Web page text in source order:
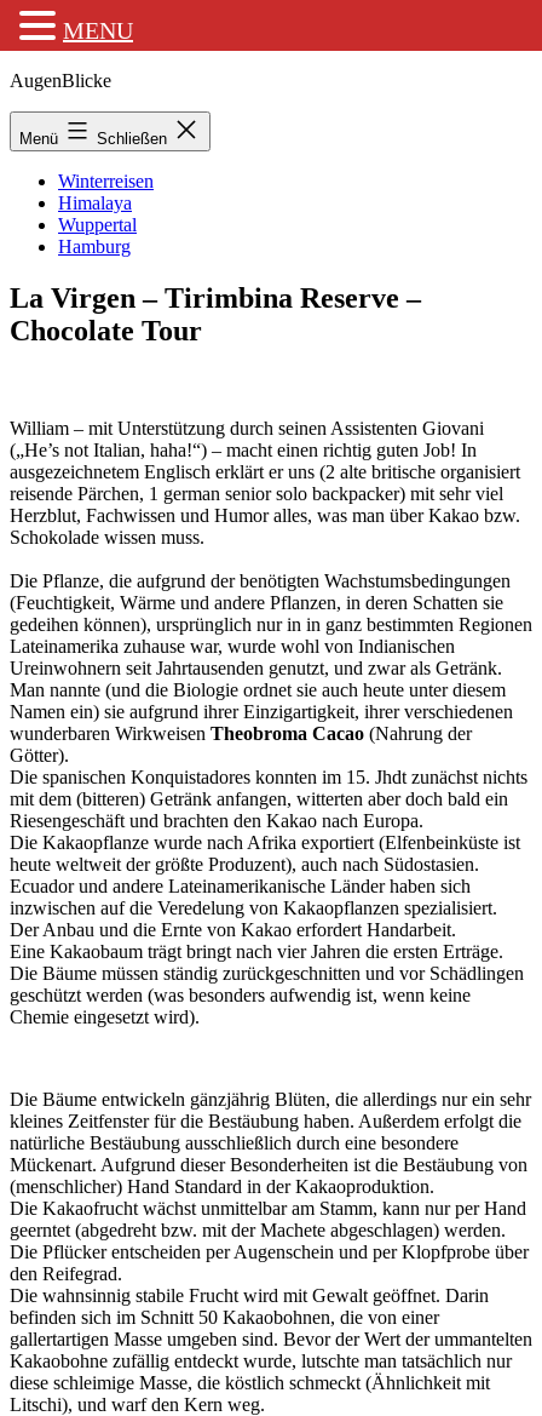
Zum
springen
AugenBlicke
Menü Schließen
Winterreisen
Himalaya
Wuppertal
Hamburg
La Virgen – Tirimbina Reserve –
Chocolate Tour
William – mit Unterstützung durch seinen Assistenten Giovani
(„He’s not Italian, haha!“) – macht einen richtig guten Job! In
ausgezeichnetem Englisch erklärt er uns (2 alte britische organisiert
reisende Pärchen, 1 german senior solo backpacker) mit sehr viel
Herzblut, Fachwissen und Humor alles, was man über Kakao bzw.
Schokolade wissen muss.
Die Pflanze, die aufgrund der benötigten Wachstumsbedingungen
(Feuchtigkeit, Wärme und andere Pflanzen, in deren Schatten sie
gedeihen können), ursprünglich nur in in ganz bestimmten Regionen
Lateinamerika zuhause war, wurde wohl von Indianischen
Ureinwohnern seit Jahrtausenden genutzt, und zwar als Getränk.
Man nannte (und die Biologie ordnet sie auch heute unter diesem
Namen ein) sie aufgrund ihrer Einzigartigkeit, ihrer verschiedenen
wunderbaren Wirkweisen Theobroma Cacao (Nahrung der
Götter).
Die spanischen Konquistadores konnten im 15. Jhdt zunächst nichts
mit dem (bitteren) Getränk anfangen, witterten aber doch bald ein
Riesengeschäft und brachten den Kakao nach Europa.
Die Kakaopflanze wurde nach Afrika exportiert (Elfenbeinküste ist
heute weltweit der größte Produzent), auch nach Südostasien.
Ecuador und andere Lateinamerikanische Länder haben sich
inzwischen auf die Veredelung von Kakaopflanzen spezialisiert.
Der Anbau und die Ernte von Kakao erfordert Handarbeit.
Eine Kakaobaum trägt bringt nach vier Jahren die ersten Erträge.
Die Bäume müssen ständig zurückgeschnitten und vor Schädlingen
geschützt werden (was besonders aufwendig ist, wenn keine
Chemie eingesetzt wird).
Die Bäume entwickeln gänzjährig Blüten, die allerdings nur ein sehr
kleines Zeitfenster für die Bestäubung haben. Außerdem erfolgt die
natürliche Bestäubung ausschließlich durch eine besondere
Mückenart. Aufgrund dieser Besonderheiten ist die Bestäubung von
(menschlicher) Hand Standard in der Kakaoproduktion.
Die Kakaofrucht wächst unmittelbar am Stamm, kann nur per Hand
geerntet (abgedreht bzw. mit der Machete abgeschlagen) werden.
Die Pflücker entscheiden per Augenschein und per Klopfprobe über
den Reifegrad.
Die wahnsinnig stabile Frucht wird mit Gewalt geöffnet. Darin
befinden sich im Schnitt 50 Kakaobohnen, die von einer
gallertartigen Masse umgeben sind. Bevor der Wert der ummantelten
Kakaobohne zufällig entdeckt wurde, lutschte man tatsächlich nur
diese schleimige Masse, die köstlich schmeckt (Ähnlichkeit mit
Litschi), und warf den Kern weg.
MENU